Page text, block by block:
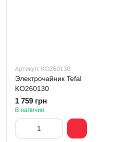
Артикул: KO260130
Электрочайник Tefal
KO260130
1 759 грн
В наличии